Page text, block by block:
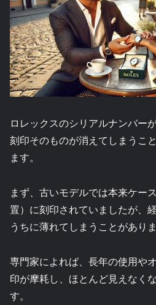
ロレックスのシリアルナンバー
刻印そのものが消えてしまうこ
ます。
まず、古いモデルでは本来ケー
置）に刻印されていましたが、
うちに薄れてしまうことがありま
専門家によれば、長年の使用や
印が摩耗し、ほとんど見えなく
す。